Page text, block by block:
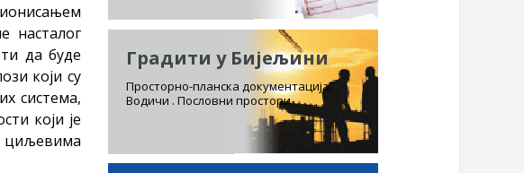
насталог
да буде
који су
система,
који је
циљевима
Градити у Бијељини
Просторно-планска документација.
Водичи . Пословни простори